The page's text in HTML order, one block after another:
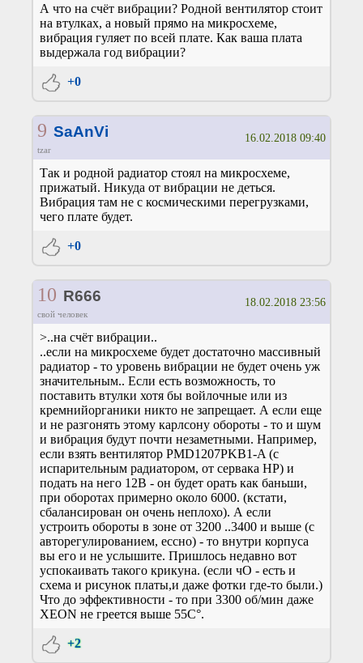
А что на счёт вибрации? Родной вентилятор стоит
на втулках, а новый прямо на микросхеме,
вибрация гуляет по всей плате. Как ваша плата
выдержала год вибрации?
+0
9 SaAnVi
tzar
16.02.2018 09:40
Так и родной радиатор стоял на микросхеме,
прижатый. Никуда от вибрации не деться.
Вибрация там не с космическими перегрузками,
чего плате будет.
+0
10 R666
свой человек
18.02.2018 23:56
>..на счёт вибрации..
..если на микросхеме будет достаточно массивный
радиатор - то уровень вибрации не будет очень уж
значительным.. Если есть возможность, то
поставить втулки хотя бы войлочные или из
кремнийорганики никто не запрещает. А если еще
и не разгонять этому карлсону обороты - то и шум
и вибрация будут почти незаметными. Например,
если взять вентилятор PMD1207PKB1-A (с
испарительным радиатором, от сервака НР) и
подать на него 12В - он будет орать как баньши,
при оборотах примерно около 6000. (кстати,
сбалансирован он очень неплохо). А если
устроить обороты в зоне от 3200 ..3400 и выше (с
авторегулированием, ессно) - то внутри корпуса
вы его и не услышите. Пришлось недавно вот
успокаивать такого крикуна. (если чО - есть и
схема и рисунок платы,и даже фотки где-то были.)
Что до эффективности - то при 3300 об/мин даже
XEON не греется выше 55С°.
+2